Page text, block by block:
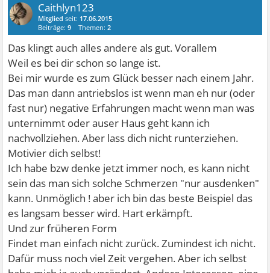
Caithlyn123
Mitglied seit: 17.06.2015
Beiträge:9 Themen:2
Das klingt auch alles andere als gut. Vorallem
Weil es bei dir schon so lange ist.
Bei mir wurde es zum Glück besser nach einem Jahr.
Das man dann antriebslos ist wenn man eh nur (oder
fast nur) negative Erfahrungen macht wenn man was
unternimmt oder auser Haus geht kann ich
nachvollziehen. Aber lass dich nicht runterziehen.
Motivier dich selbst!
Ich habe bzw denke jetzt immer noch, es kann nicht
sein das man sich solche Schmerzen "nur ausdenken"
kann. Unmöglich ! aber ich bin das beste Beispiel das
es langsam besser wird. Hart erkämpft.
Und zur früheren Form
Findet man einfach nicht zurück. Zumindest ich nicht.
Dafür muss noch viel Zeit vergehen. Aber ich selbst